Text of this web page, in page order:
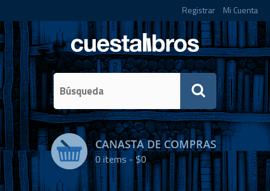
Registrar Mi Cuenta
CANASTA DE COMPRAS
0items -$0